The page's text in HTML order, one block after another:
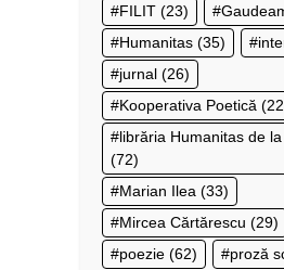
FILIT (23)
Humanitas (35)
jurnal (26)
Kooperativa Poetică
librăria Humanitas de
(72)
Marian Ilea (33)
Mircea Cărtărescu (29)
poezie (62) proză